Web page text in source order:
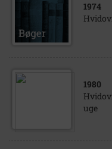
1974
1980
uge